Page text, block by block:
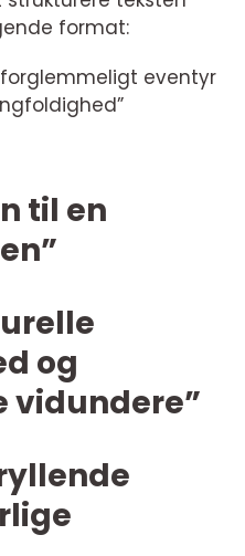
format:
eventyr
til en
og
vidundere”